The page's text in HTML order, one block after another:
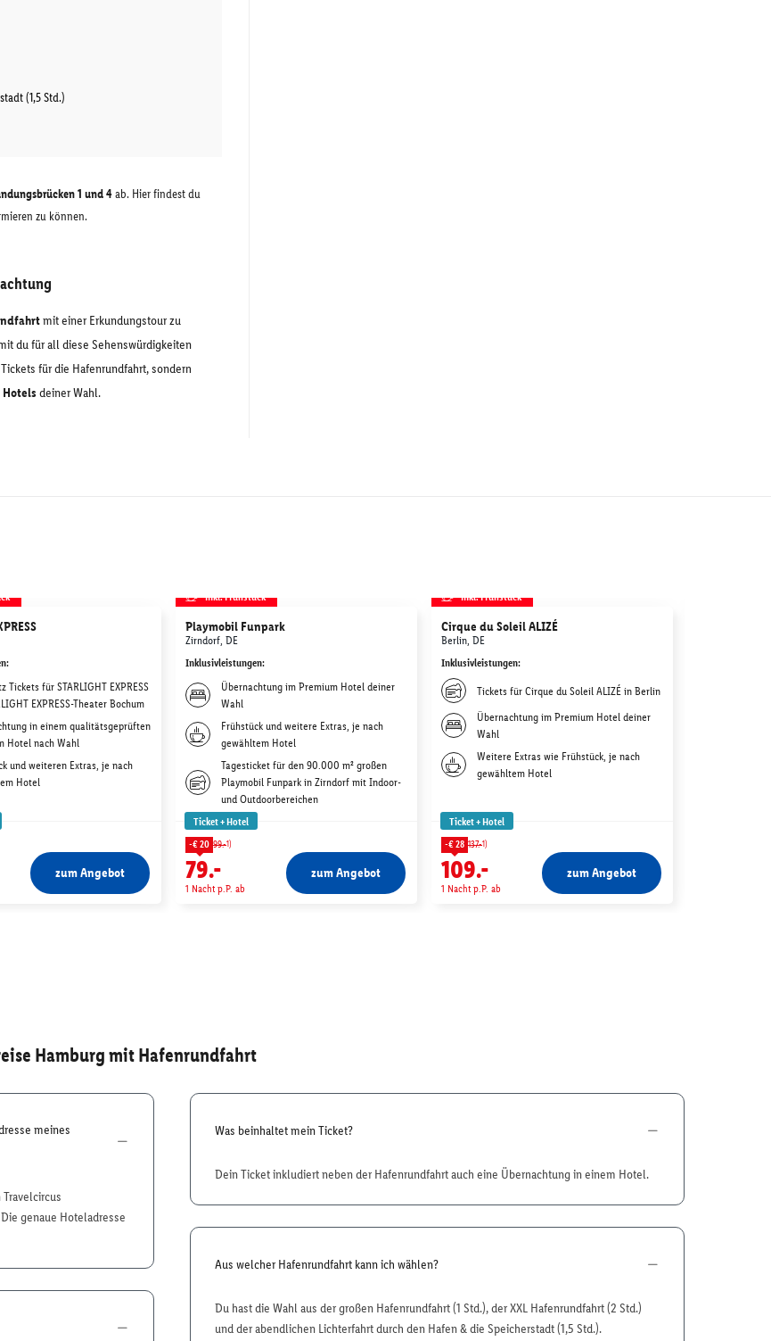
(1,5 Std.)
1 und 4ab. Hier findest du
zu können.
mit einer Erkundungstour zu
du für all diese Sehenswürdigkeiten
für die Hafenrundfahrt, sondern
deiner Wahl.
:
Tickets für STARLIGHT EXPRESS
EXPRESS-Theater Bochum
in einem qualitätsgeprüften
Hotel nach Wahl
und weiteren Extras, je nach
Hotel
zum Angebot
inkl. Frühstück
Playmobil Funpark
Zirndorf, DE
Inklusivleistungen:
Übernachtung im Premium Hotel deiner
Wahl
Frühstück und weitere Extras, je nach
gewähltem Hotel
Tagesticket für den 90.000 m² großen
Playmobil Funpark in Zirndorf mit Indoor-
und Outdoorbereichen
Ticket + Hotel
-€ 20 99.-1)
79.-
1 Nacht p.P. ab
zum Angebot
inkl. Frühstück
Cirque du Soleil ALIZÉ
Berlin, DE
Inklusivleistungen:
Tickets für Cirque du Soleil ALIZÉ in Berlin
Übernachtung im Premium Hotel deiner
Wahl
Weitere Extras wie Frühstück, je nach
gewähltem Hotel
Ticket + Hotel
-€ 28 137.-1)
109.-
1 Nacht p.P. ab
zum Angebot
Hamburg mit Hafenrundfahrt
meines
genaue Hoteladresse
Was beinhaltet mein Ticket?
Dein Ticket inkludiert neben der Hafenrundfahrt auch eine Übernachtung in einem Hotel.
Aus welcher Hafenrundfahrt kann ich wählen?
Du hast die Wahl aus der großen Hafenrundfahrt (1 Std.), der XXL Hafenrundfahrt (2 Std.)
und der abendlichen Lichterfahrt durch den Hafen & die Speicherstadt (1,5 Std.).